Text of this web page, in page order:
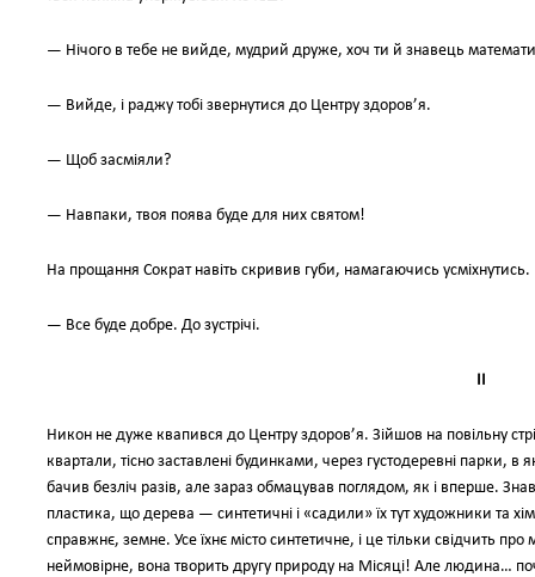
— Нічого в тебе не вийде, мудрий друже, хоч ти й знавець
— Вийде, і раджу тобі звернутися до Центру здоров’я.
— Щоб засміяли?
— Навпаки, твоя поява буде для них святом!
На прощання Сократ навіть скривив губи, намагаючись усміхнутись.
— Все буде добре. До зустрічі.
II
Никон не дуже квапився до Центру здоров’я. Зійшов на повільну
квартали, тісно заставлені будинками, через густодеревні парки, в
бачив безліч разів, але зараз обмацував поглядом, як і вперше.
пластика, що дерева — синтетичні і «садили» їх тут художники та
справжнє, земне. Усе їхнє місто синтетичне, і це тільки свідчить
неймовірне, вона творить другу природу на Місяці! Але людина…